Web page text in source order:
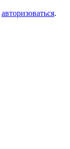
авторизоваться.